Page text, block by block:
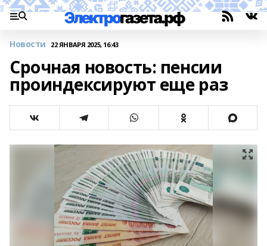
Новости 22 ЯНВАРЯ 2025, 16:43
Срочная новость: пенсии
проиндексируют еще раз